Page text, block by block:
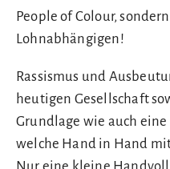
People of Colour,
Lohnabhängigen!
Rassismus und
heutigen Gesellschaft
Grundlage wie auch
welche Hand in Hand